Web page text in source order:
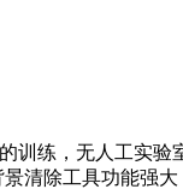
训练，无人工实验
清除工具功能强